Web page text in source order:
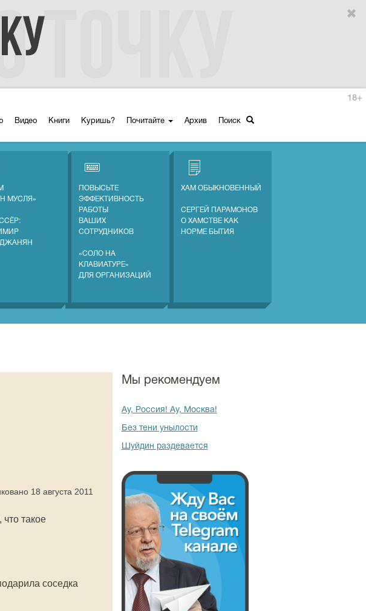
Видео Книги Куришь? Почитайте Архив Поиск
18+
МУСЛЯ»
ПОВЫСЬТЕ
ЭФФЕКТИВНОСТЬ
РАБОТЫ
ВАШИХ
СОТРУДНИКОВ
«СОЛО НА
КЛАВИАТУРЕ»
ДЛЯ ОРГАНИЗАЦИЙ
ХАМ ОБЫКНОВЕННЫЙ
СЕРГЕЙ ПАРАМОНОВ
О ХАМСТВЕ КАК
НОРМЕ БЫТИЯ
18 августа 2011
такое
соседка
Мы рекомендуем
Ау, Россия! Ау, Москва!
Без тени унылости
Шуйдин раздевается